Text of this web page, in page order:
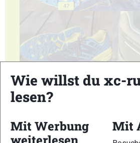
47
49
Wie willst du xc-
lesen?
Mit Werbung
Mit